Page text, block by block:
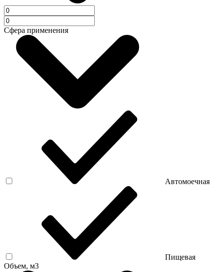
Сфера применения
Автомоечная
Пищевая
Объем, м3